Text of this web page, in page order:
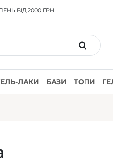
ВІД 2000 ГРН.
ЛАКИ БАЗИ ТОПИ